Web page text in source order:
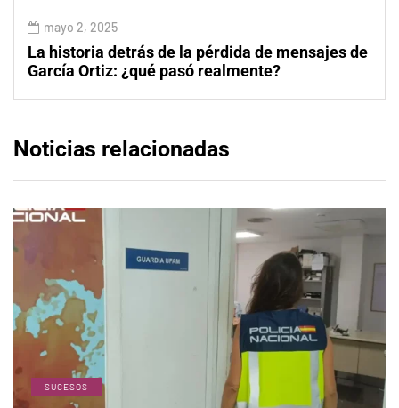
mayo 2, 2025
La historia detrás de la pérdida de mensajes de
García Ortiz: ¿qué pasó realmente?
Noticias relacionadas
SUCESOS